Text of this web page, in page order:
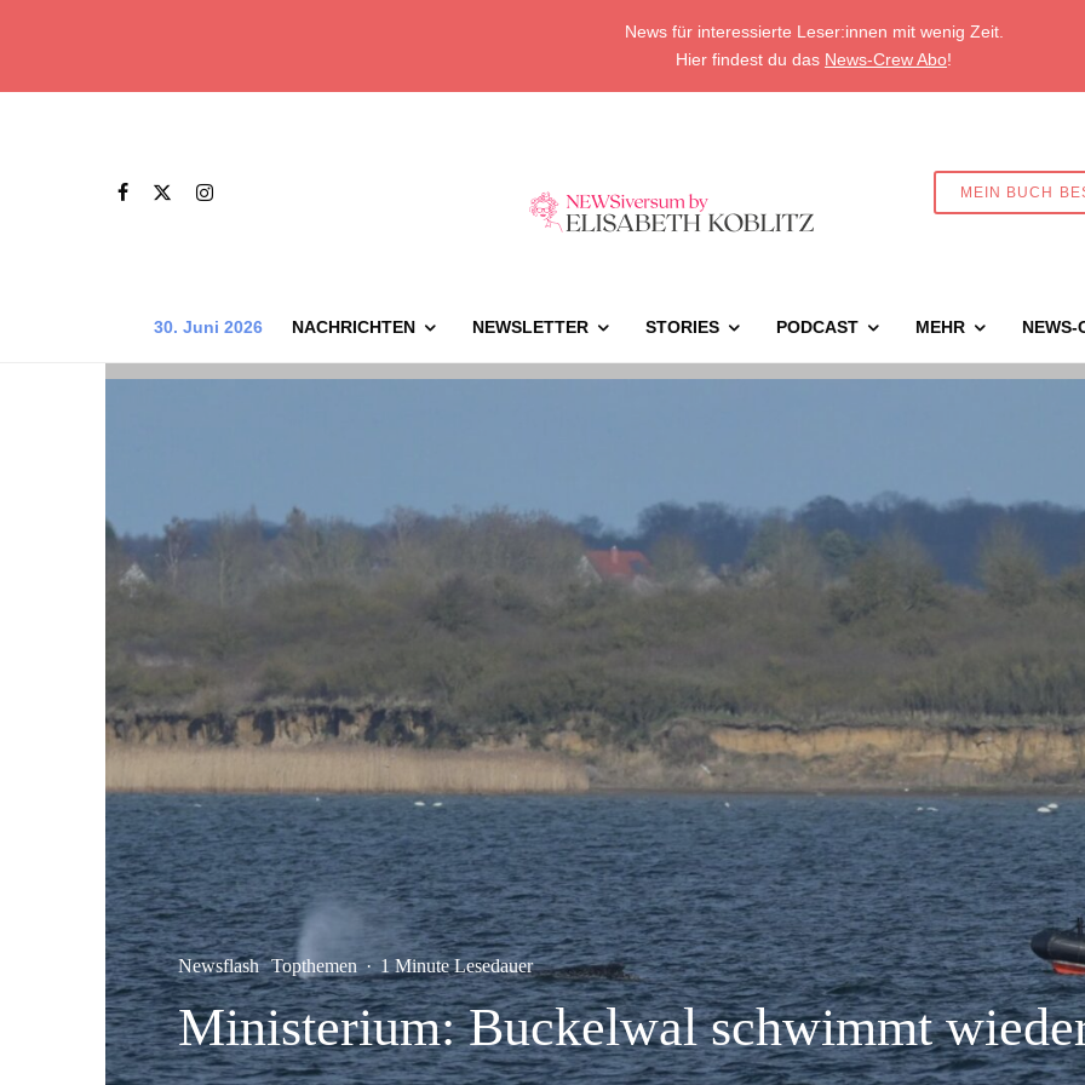
News für interessierte Leser:innen mit wenig Zeit.
Hier findest du das News-Crew Abo!
MEIN BUCH
30. Juni 2026 NACHRICHTEN NEWSLETTER STORIES PODCAST MEHR NEWS-
Newsflash Topthemen · 1 Minute Lesedauer
Ministerium: Buckelwal schwimmt